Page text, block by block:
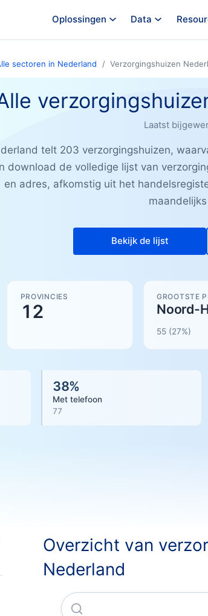
Oplossingen Data
sectoren in Nederland Verzorgingshuizen
Laatst
telt 203 verzorgingshuizen,
download de volledige lijst van
en adres, afkomstig uit het
Bekijk de lijst
PROVINCIES
12
GROOTSTE
Noord-
55 (27%)
38%
Met telefoon
77
Overzicht van
Nederland